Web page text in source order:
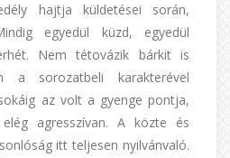
hajtja küldetései során,
egyedül küzd, egyedül
Nem tétovázik bárkit is
a sorozatbeli karakterével
az volt a gyenge pontja,
agresszívan. A közte és
itt teljesen nyilvánvaló.